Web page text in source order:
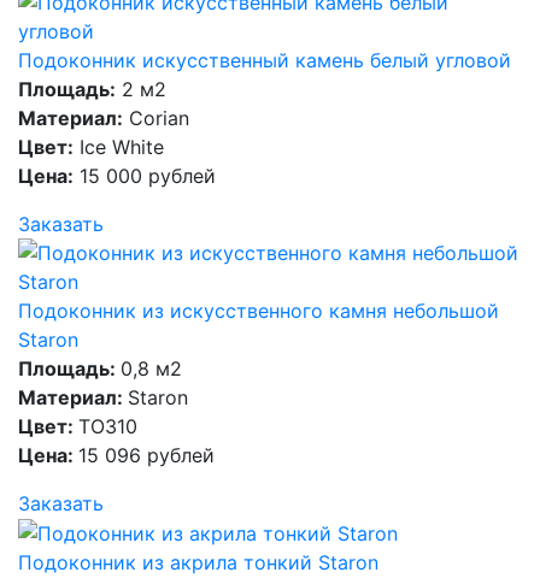
Подоконник искусственный камень белый угловой
Площадь: 2 м2
Материал: Corian
Цвет: Ice White
Цена: 15 000 рублей
Заказать
Подоконник из искусственного камня небольшой
Staron
Площадь: 0,8 м2
Материал: Staron
Цвет: TO310
Цена: 15 096 рублей
Заказать
Подоконник из акрила тонкий Staron